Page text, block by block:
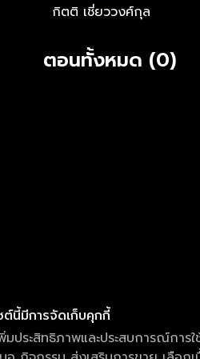
กิตติ เชี่ยววงศ์กุล
ตอนทั้งหมด (0)
ต์นี้มีการจัดเก็บคุกกี้
มประสิทธิภาพและประสบการณ์กา